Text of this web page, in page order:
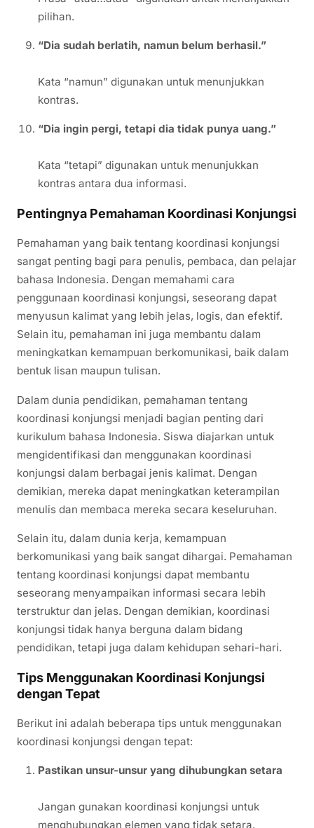
pilihan.
“Dia sudah berlatih, namun belum berhasil.”
Kata “namun” digunakan untuk menunjukkan
kontras.
“Dia ingin pergi, tetapi dia tidak punya uang.”
Kata “tetapi” digunakan untuk menunjukkan
kontras antara dua informasi.
Pentingnya Pemahaman Koordinasi Konjungsi
Pemahaman yang baik tentang koordinasi konjungsi
sangat penting bagi para penulis, pembaca, dan pelajar
bahasa Indonesia. Dengan memahami cara
penggunaan koordinasi konjungsi, seseorang dapat
menyusun kalimat yang lebih jelas, logis, dan efektif.
Selain itu, pemahaman ini juga membantu dalam
meningkatkan kemampuan berkomunikasi, baik dalam
bentuk lisan maupun tulisan.
Dalam dunia pendidikan, pemahaman tentang
koordinasi konjungsi menjadi bagian penting dari
kurikulum bahasa Indonesia. Siswa diajarkan untuk
mengidentifikasi dan menggunakan koordinasi
konjungsi dalam berbagai jenis kalimat. Dengan
demikian, mereka dapat meningkatkan keterampilan
menulis dan membaca mereka secara keseluruhan.
Selain itu, dalam dunia kerja, kemampuan
berkomunikasi yang baik sangat dihargai. Pemahaman
tentang koordinasi konjungsi dapat membantu
seseorang menyampaikan informasi secara lebih
terstruktur dan jelas. Dengan demikian, koordinasi
konjungsi tidak hanya berguna dalam bidang
pendidikan, tetapi juga dalam kehidupan sehari-hari.
Tips Menggunakan Koordinasi Konjungsi
dengan Tepat
Berikut ini adalah beberapa tips untuk menggunakan
koordinasi konjungsi dengan tepat:
Pastikan unsur-unsur yang dihubungkan setara
Jangan gunakan koordinasi konjungsi untuk
menghubungkan elemen yang tidak setara.